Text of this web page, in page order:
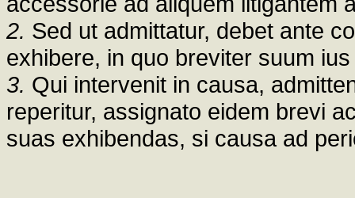
2. Sed ut admittatur, debet ante
exhibere, in quo breviter suum
3. Qui intervenit in causa,
reperitur, assignato eidem brevi
suas exhibendas, si causa ad